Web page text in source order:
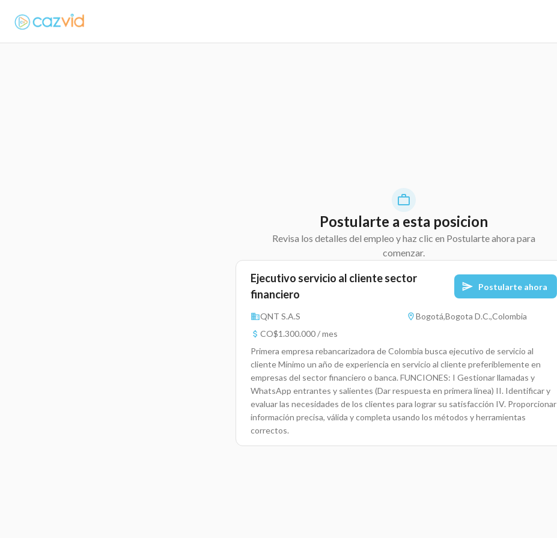
Postularte a esta posicion
Revisa los detalles del empleo y haz clic en Postularte ahora para
comenzar.
Ejecutivo servicio al cliente sector
financiero
Postularte ahora
QNT S.A.S
Bogotá,Bogota D.C.,Colombia
CO$1.300.000 / mes
Primera empresa rebancarizadora de Colombia busca ejecutivo de servicio al
cliente Mínimo un año de experiencia en servicio al cliente preferiblemente en
empresas del sector financiero o banca. FUNCIONES: I Gestionar llamadas y
WhatsApp entrantes y salientes (Dar respuesta en primera línea) II. Identificar y
evaluar las necesidades de los clientes para lograr su satisfacción IV. Proporcionar
información precisa, válida y completa usando los métodos y herramientas
correctos.